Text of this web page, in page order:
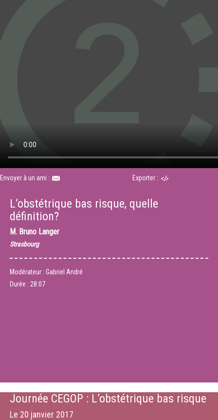
Envoyer à un ami : Exporter :
L’obstétrique bas risque, quelle
définition?
M. Bruno Langer
Strasbourg
Modérateur : Gabriel André
Durée : 28:07
Journée CEGOP : L’obstétrique bas risque
Le 20 janvier 2017